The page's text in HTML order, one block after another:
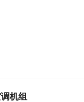
机组